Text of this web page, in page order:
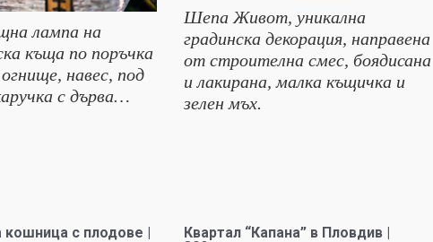
лампа на
къща по поръчка
навес, под
с дърва…
Шепа Живот, уникална
градинска декорация, направена
от строителна смес, боядисана
и лакирана, малка къщичка и
зелен мъх.
кошница с плодове |
Квартал “Капана” в Пловдив |